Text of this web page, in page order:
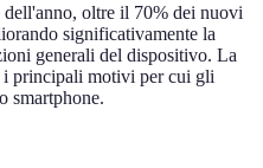
oltre il 70% dei nuovi
significativamente la
generali del dispositivo. La
i principali motivi per cui gli
smartphone.